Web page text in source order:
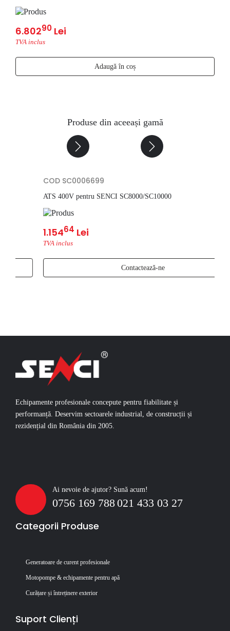
6.80290 Lei
TVA inclus
Adaugă în coș
Produse din aceeași gamă
COD SC0006699
ATS 400V pentru SENCI SC8000/SC10000
1.15464Lei
TVA inclus
Contactează-ne
Echipamente profesionale concepute pentru fiabilitate și
performanță. Deservim sectoarele industrial, de construcții și
rezidențial din România din 2005.
Ai nevoie de ajutor? Sună acum!
0756 169 788021 433 03 27
Categorii Produse
Generatoare de curent profesionale
Motopompe & echipamente pentru apă
Curățare și întreținere exterior
Suport Clienți